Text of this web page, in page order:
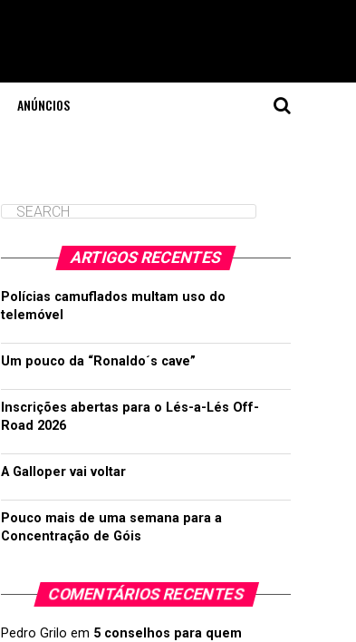
ANÚNCIOS
ARTIGOS RECENTES
Polícias camuflados multam uso do
telemóvel
Um pouco da “Ronaldo´s cave”
Inscrições abertas para o Lés-a-Lés Off-
Road 2026
A Galloper vai voltar
Pouco mais de uma semana para a
Concentração de Góis
COMENTÁRIOS RECENTES
Pedro Grilo em 5 conselhos para quem